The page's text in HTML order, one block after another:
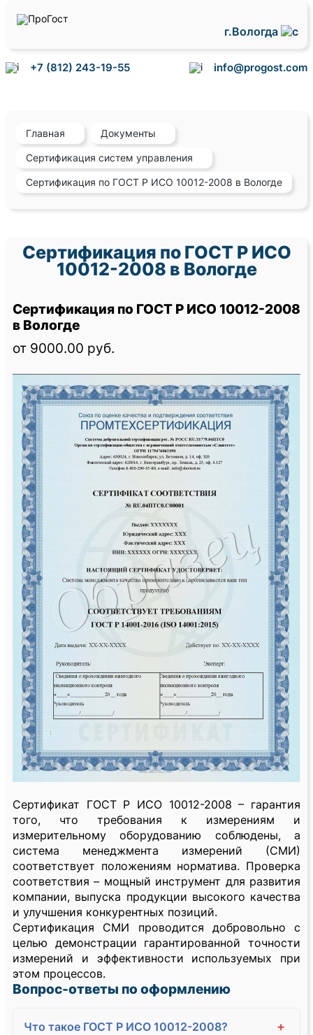
г.Вологда
+7 (812) 243-19-55 info@progost.com
Главная Документы
Сертификация систем управления
Сертификация по ГОСТ Р ИСО 10012-2008 в Вологде
Сертификация по ГОСТ Р ИСО
10012-2008 в Вологде
Сертификация по ГОСТ Р ИСО 10012-2008
в Вологде
от 9000.00 руб.
Сертификат ГОСТ Р ИСО 10012-2008 – гарантия
того, что требования к измерениям и
измерительному оборудованию соблюдены, а
система менеджмента измерений (СМИ)
соответствует положениям норматива. Проверка
соответствия – мощный инструмент для развития
компании, выпуска продукции высокого качества
и улучшения конкурентных позиций.
Сертификация СМИ проводится добровольно с
целью демонстрации гарантированной точности
измерений и эффективности используемых при
этом процессов.
Вопрос-ответы по оформлению
Что такое ГОСТ Р ИСО 10012-2008? +